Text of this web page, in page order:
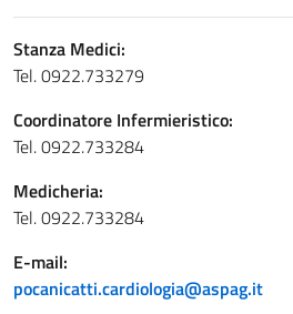
Stanza Medici:
Tel. 0922.733279
Coordinatore Infermieristico:
Tel. 0922.733284
Medicheria:
Tel. 0922.733284
E-mail:
pocanicatti.cardiologia@aspag.it